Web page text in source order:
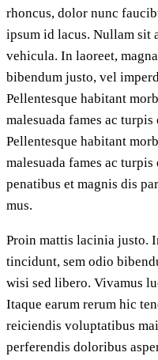
rhoncus, dolor nunc
ipsum id lacus. Nullam sit
vehicula. In laoreet,
bibendum justo, vel
Pellentesque habitant
malesuada fames ac
Pellentesque habitant
malesuada fames ac
penatibus et magnis dis
mus.
Proin mattis lacinia justo.
tincidunt, sem odio
wisi sed libero. Vivamus
Itaque earum rerum hic
reiciendis voluptatibus
perferendis doloribus